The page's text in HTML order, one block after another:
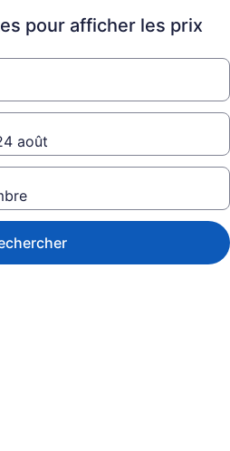
pour afficher les prix
août